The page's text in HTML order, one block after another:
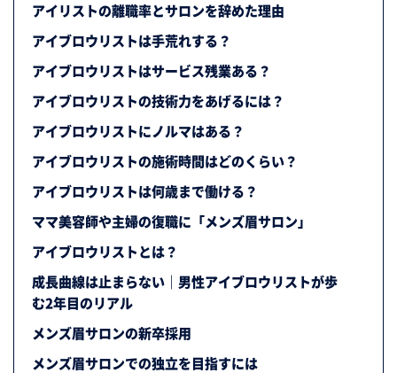
アイリストの離職率とサロンを辞めた理由
アイブロウリストは手荒れする？
アイブロウリストはサービス残業ある？
アイブロウリストの技術力をあげるには？
アイブロウリストにノルマはある？
アイブロウリストの施術時間はどのくらい？
アイブロウリストは何歳まで働ける？
ママ美容師や主婦の復職に「メンズ眉サロン」
アイブロウリストとは？
成長曲線は止まらない｜男性アイブロウリストが歩
む2年目のリアル
メンズ眉サロンの新卒採用
メンズ眉サロンでの独立を目指すには